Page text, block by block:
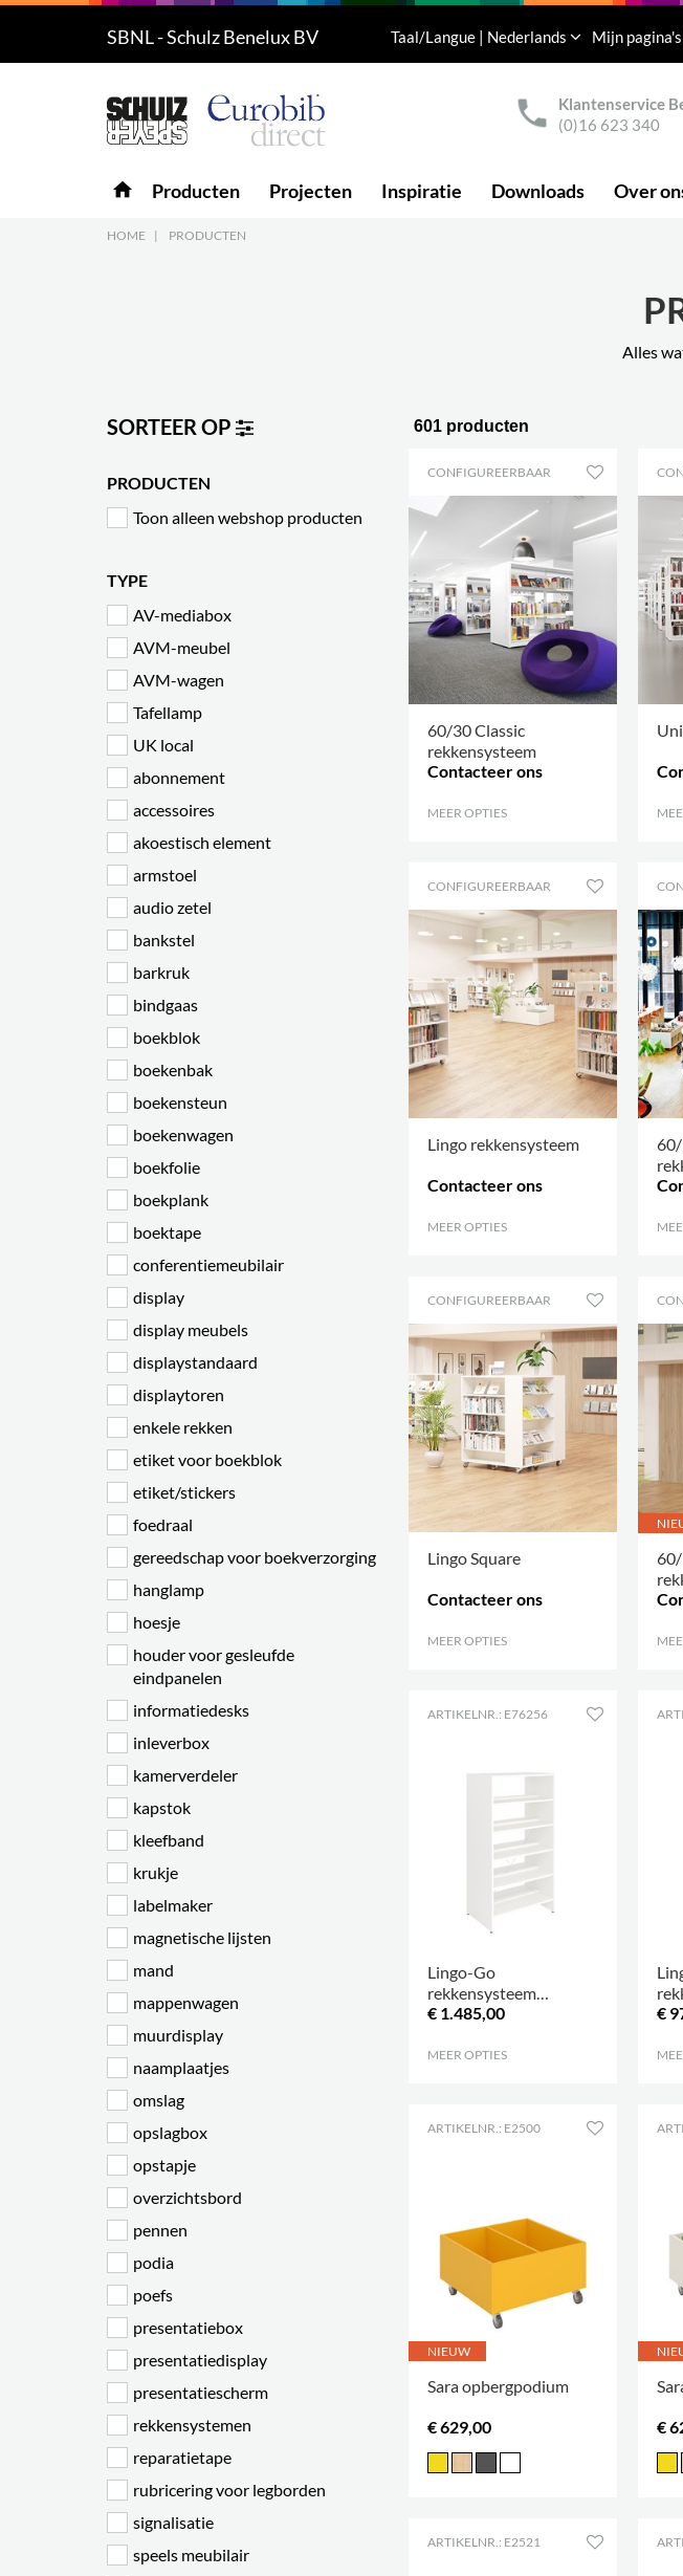
5
Producten
SBNL - Schulz Benelux BV Taal/Langue | Nederlands Mijn
Klantenservice
(0)16 623 340
home Producten Projecten Inspiratie Downloads Over
HOME | PRODUCTEN
Alles
SORTEER OP
PRODUCTEN
Toon alleen webshop producten
TYPE
AV-mediabox
AVM-meubel
AVM-wagen
Tafellamp
UK local
abonnement
accessoires
akoestisch element
armstoel
audio zetel
bankstel
barkruk
bindgaas
boekblok
boekenbak
boekensteun
boekenwagen
boekfolie
boekplank
boektape
conferentiemeubilair
display
display meubels
displaystandaard
displaytoren
enkele rekken
etiket voor boekblok
etiket/stickers
foedraal
gereedschap voor boekverzorging
hanglamp
hoesje
houder voor gesleufde
eindpanelen
informatiedesks
inleverbox
kamerverdeler
kapstok
kleefband
krukje
labelmaker
magnetische lijsten
mand
mappenwagen
muurdisplay
naamplaatjes
omslag
opslagbox
opstapje
overzichtsbord
pennen
podia
poefs
presentatiebox
presentatiedisplay
presentatiescherm
rekkensystemen
reparatietape
rubricering voor legborden
signalisatie
speels meubilair
601 producten
CONFIGUREERBAAR
60/30 Classic
rekkensysteem
Contacteer ons
MEER OPTIES
CONFIGUREERBAAR
Lingo rekkensysteem
Contacteer ons
MEER OPTIES
60/
CONFIGUREERBAAR
Lingo Square
Contacteer ons
MEER OPTIES
60/
ARTIKELNR.: E76256
Lingo-Go
rekkensysteem
dubbelzijdig H1820
€ 1.485,00
MEER OPTIES
€
ARTIKELNR.: E2500
NIEUW
Sara opbergpodium
€ 629,00 €
ARTIKELNR.: E2521